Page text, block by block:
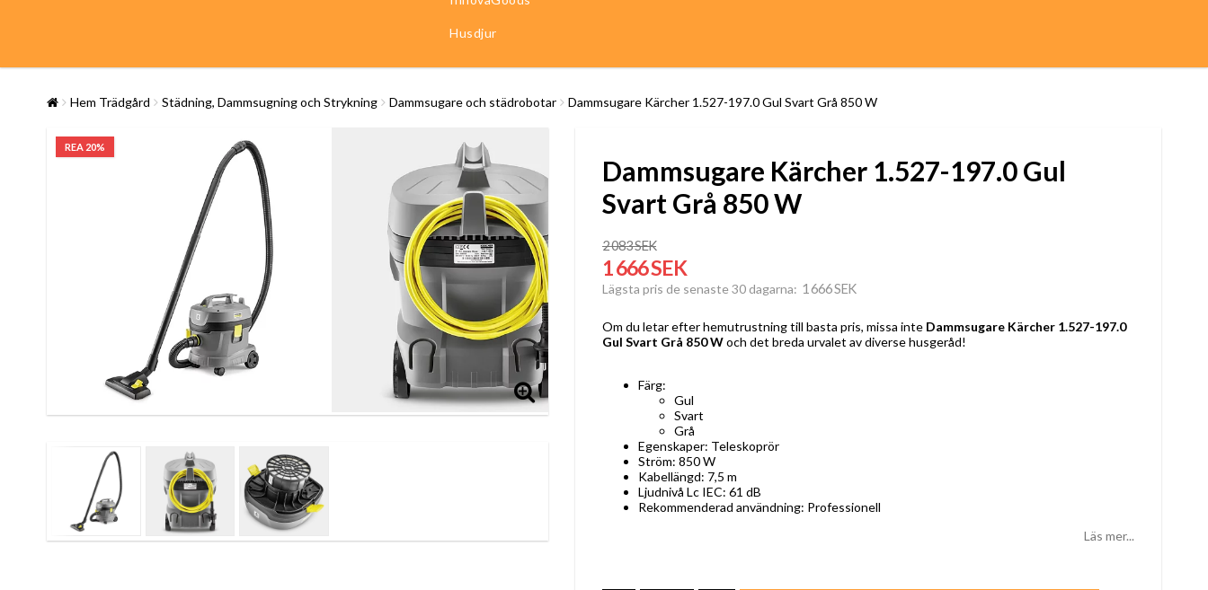
Husdjur
Hem Trädgård Städning, Dammsugning och Strykning Dammsugare och städrobotar Dammsugare Kärcher 1.527-197.0 Gul Svart Grå 850 W
REA 20%
Dammsugare Kärcher 1.527-197.0 Gul
Svart Grå 850 W
2 083 SEK
1 666 SEK
Lägsta pris de senaste 30 dagarna 1 666 SEK
Om du letar efter hemutrustning till basta pris, missa inte Dammsugare Kärcher 1.527-197.0
Gul Svart Grå 850 Woch det breda urvalet av diverse husgeråd!
Färg:
Gul
Svart
Grå
Egenskaper: Teleskoprör
Ström: 850 W
Kabellängd: 7,5 m
Ljudnivå Lc IEC: 61 dB
Rekommenderad användning: Professionell
Läs mer...